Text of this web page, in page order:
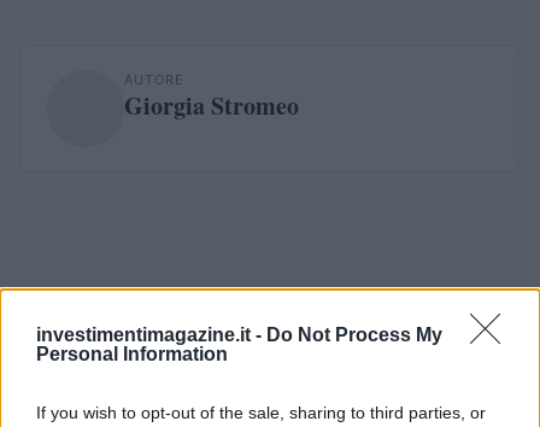
investimentimagazine.it - Do Not Process My
Personal Information
If you wish to opt-out of the sale, sharing to third parties, or
AUTORE
Giorgia Stromeo